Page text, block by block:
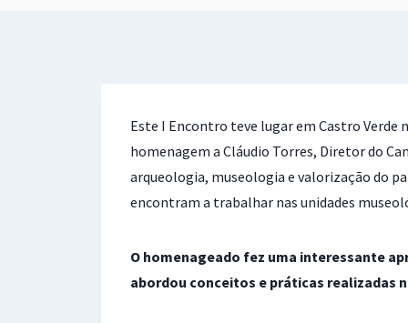
Este I Encontro teve lugar em Castro Verde
homenagem a Cláudio Torres, Diretor do
arqueologia, museologia e valorização do
encontram a trabalhar nas unidades
O homenageado fez uma interessante
abordou conceitos e práticas realizadas